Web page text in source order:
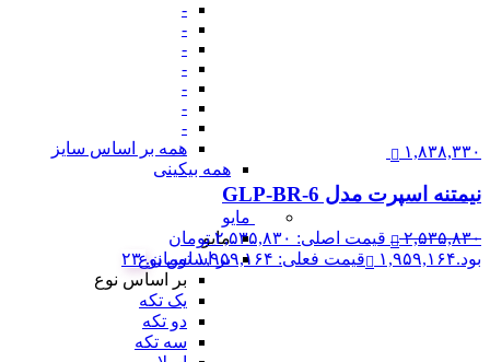
-
-
-
-
-
-
-
همه بر اساس سایز
همه بیکینی
مایو
مایو
بر اساس نوع
بر اساس نوع
یک تکه
دو تکه
سه تکه
۱,۸۳۸,۳۳۰
نیمتنه اسپرت مدل GLP-BR-6
۲,۵۳۵,۸۳۰
قیمت اصلی: ۲,۵۳۵,۸۳۰ تومان
بود.۱,۹۵۹,۱۶۴ قیمت فعلی: ۱,۹۵۹,۱۶۴ تومان. ۲۳